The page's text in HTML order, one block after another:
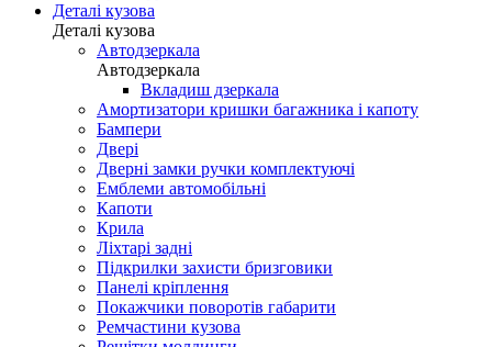
Деталі кузова
Деталі кузова
Автодзеркала
Автодзеркала
Вкладиш дзеркала
Амортизатори кришки багажника і капоту
Бампери
Двері
Дверні замки ручки комплектуючі
Емблеми автомобільні
Капоти
Крила
Ліхтарі задні
Підкрилки захисти бризговики
Панелі кріплення
Покажчики поворотів габарити
Ремчастини кузова